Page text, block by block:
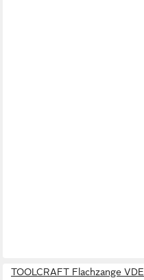
TOOLCRAFT Flachzange VDE